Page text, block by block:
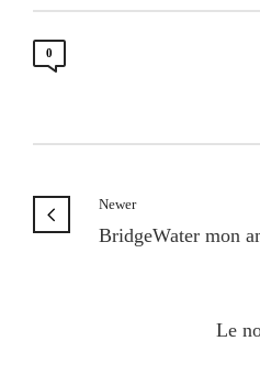
0
Newer
BridgeWater mon
Le